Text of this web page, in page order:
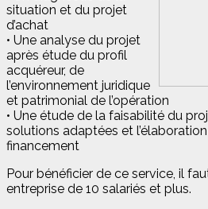
situation et du projet
d’achat
• Une analyse du projet
après étude du profil
acquéreur, de
l’environnement juridique
et patrimonial de l’opération
• Une étude de la faisabilité du
solutions adaptées et l’élaboration
financement
Pour bénéficier de ce service, il
entreprise de 10 salariés et plus.